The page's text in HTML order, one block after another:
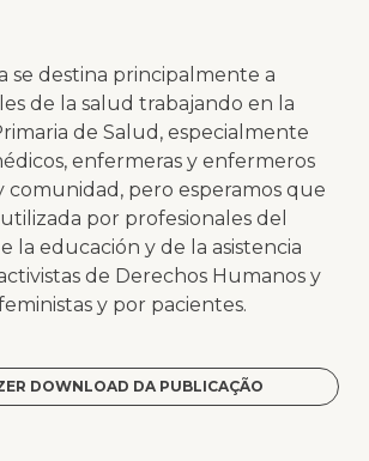
se destina principalmente a
de la salud trabajando en la
de Salud, especialmente
enfermeras y enfermeros
comunidad, pero esperamos que
por profesionales del
la educación y de la asistencia
de Derechos Humanos y
y por pacientes.
DOWNLOAD DA PUBLICAÇÃO